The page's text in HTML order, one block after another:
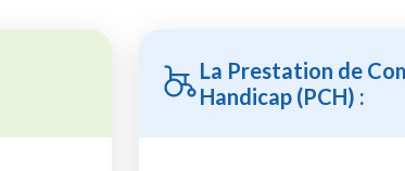
La Prestation de
Handicap (PCH) :